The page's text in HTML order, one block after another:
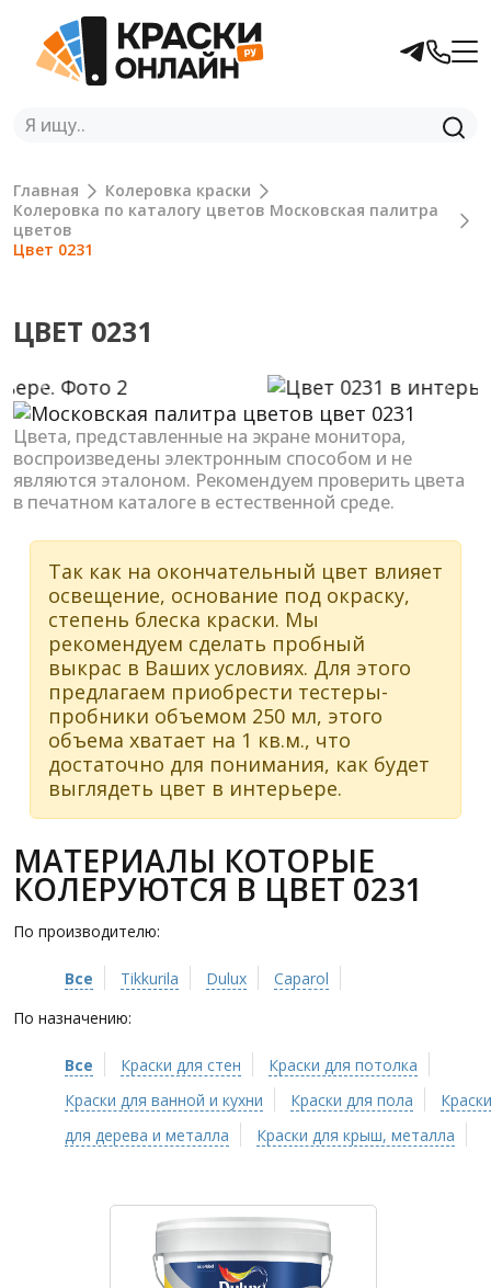
Главная
Колеровка краски
Колеровка по каталогу цветов Московская палитра
цветов
Цвет 0231
ЦВЕТ 0231
Previous Next
Цвета, представленные на экране монитора,
воспроизведены электронным способом и не
являются эталоном. Рекомендуем проверить цвета
в печатном каталоге в естественной среде.
Так как на окончательный цвет влияет
освещение, основание под окраску,
степень блеска краски. Мы
рекомендуем сделать пробный
выкрас в Ваших условиях. Для этого
предлагаем приобрести тестеры-
пробники объемом 250 мл, этого
объема хватает на 1 кв.м., что
достаточно для понимания, как будет
выглядеть цвет в интерьере.
МАТЕРИАЛЫ КОТОРЫЕ
КОЛЕРУЮТСЯ В ЦВЕТ 0231
По производителю:
Все Tikkurila Dulux
Caparol
По назначению:
Все Краски для стен
Краски для потолка
Краски для ванной и кухни
Краски для пола
Краски
для дерева и металла
Краски для крыш, металла